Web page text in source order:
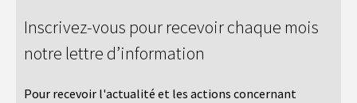
Inscrivez-vous pour recevoir chaque mois
notre lettre d’information
Pour recevoir l'actualité et les actions concernant